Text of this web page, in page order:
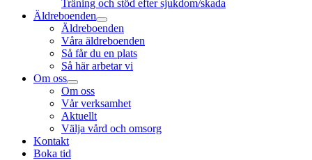
Träning och stöd efter sjukdom/skada
Äldreboenden
Äldreboenden
Våra äldreboenden
Så får du en plats
Så här arbetar vi
Om oss
Om oss
Vår verksamhet
Aktuellt
Välja vård och omsorg
Kontakt
Boka tid